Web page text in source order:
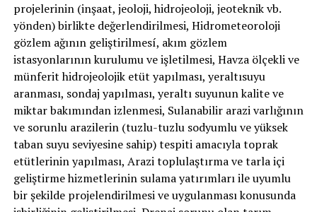
projelerinin (inşaat, jeoloji, hidrojeoloji, jeoteknik vb.
yönden) birlikte değerlendirilmesi, Hidrometeoroloji
gözlem ağının geliştirilmesí, akım gözlem
istasyonlarının kurulumu ve işletilmesi, Havza ölçekli ve
münferit hidrojeolojik etüt yapılması, yeraltısuyu
aranması, sondaj yapılması, yeraltı suyunun kalite ve
miktar bakımından izlenmesi, Sulanabilir arazi varlığının
ve sorunlu arazilerin (tuzlu-tuzlu sodyumlu ve yüksek
taban suyu seviyesine sahip) tespiti amacıyla toprak
etütlerinin yapılması, Arazi toplulaştırma ve tarla içi
geliştirme hizmetlerinin sulama yatırımları ile uyumlu
bir şekilde projelendirilmesi ve uygulanması konusunda